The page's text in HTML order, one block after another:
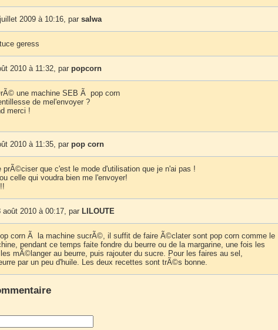
2009 à 10:16, par salwa
geress
2010 à 11:32, par popcorn
une machine SEB Ã pop corn
de mel'envoyer ?
merci !
2010 à 11:35, par pop corn
prÃ©ciser que c'est le mode d'utilisation que je n'ai pas !
celle qui voudra bien me l'envoyer!
août 2010 à 00:17, par LILOUTE
corn Ã la machine sucrÃ©, il suffit de faire Ã©clater sont pop corn comme le
pendant ce temps faite fondre du beurre ou de la margarine, une fois les
mÃ©langer au beurre, puis rajouter du sucre. Pour les faires au sel,
par un peu d'huile. Les deux recettes sont trÃ©s bonne.